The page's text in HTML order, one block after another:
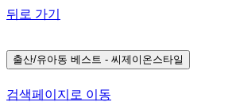
뒤로 가기
출산/유아동 베스트 - 씨제이온스타일
검색페이지로 이동